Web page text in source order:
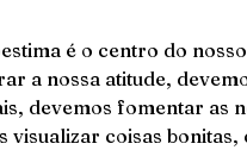
é o centro do
a nossa atitude,
devemos fomentar as
visualizar coisas